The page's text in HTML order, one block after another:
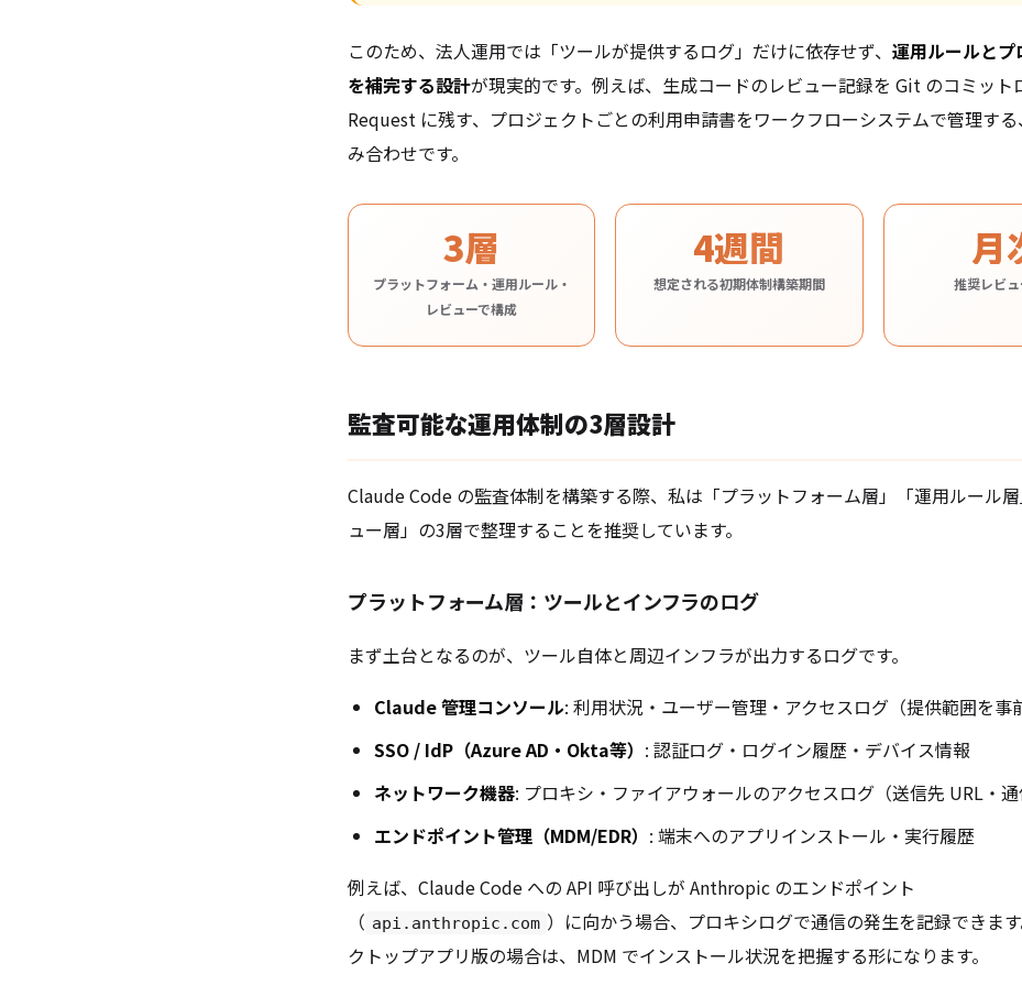
このため、法人運用では「ツールが提供するログ」だけに依存せず、 運用ルールと
を補完する設計が現実的です。例えば、生成コードのレビュー記録を Git のコミット
Request に残す、プロジェクトごとの利用申請書をワークフローシステムで管理す
み合わせです。
3層
プラットフォーム・運用ルール・
レビューで構成
4週間
想定される初期体制構築期間
月
推奨レビ
監査可能な運用体制の3層設計
Claude Code の監査体制を構築する際、私は「プラットフォーム層」「運用ルール
ュー層」の3層で整理することを推奨しています。
プラットフォーム層：ツールとインフラのログ
まず土台となるのが、ツール自体と周辺インフラが出力するログです。
Claude 管理コンソール: 利用状況・ユーザー管理・アクセスログ（提供範囲を事
SSO / IdP（Azure AD・Okta等） : 認証ログ・ログイン履歴・デバイス情報
ネットワーク機器: プロキシ・ファイアウォールのアクセスログ（送信先 URL・通
エンドポイント管理（MDM/EDR） : 端末へのアプリインストール・実行履歴
例えば、Claude Code への API 呼び出しが Anthropic のエンドポイント
（ api.anthropic.com ）に向かう場合、プロキシログで通信の発生を記録できま
クトップアプリ版の場合は、MDM でインストール状況を把握する形になります。